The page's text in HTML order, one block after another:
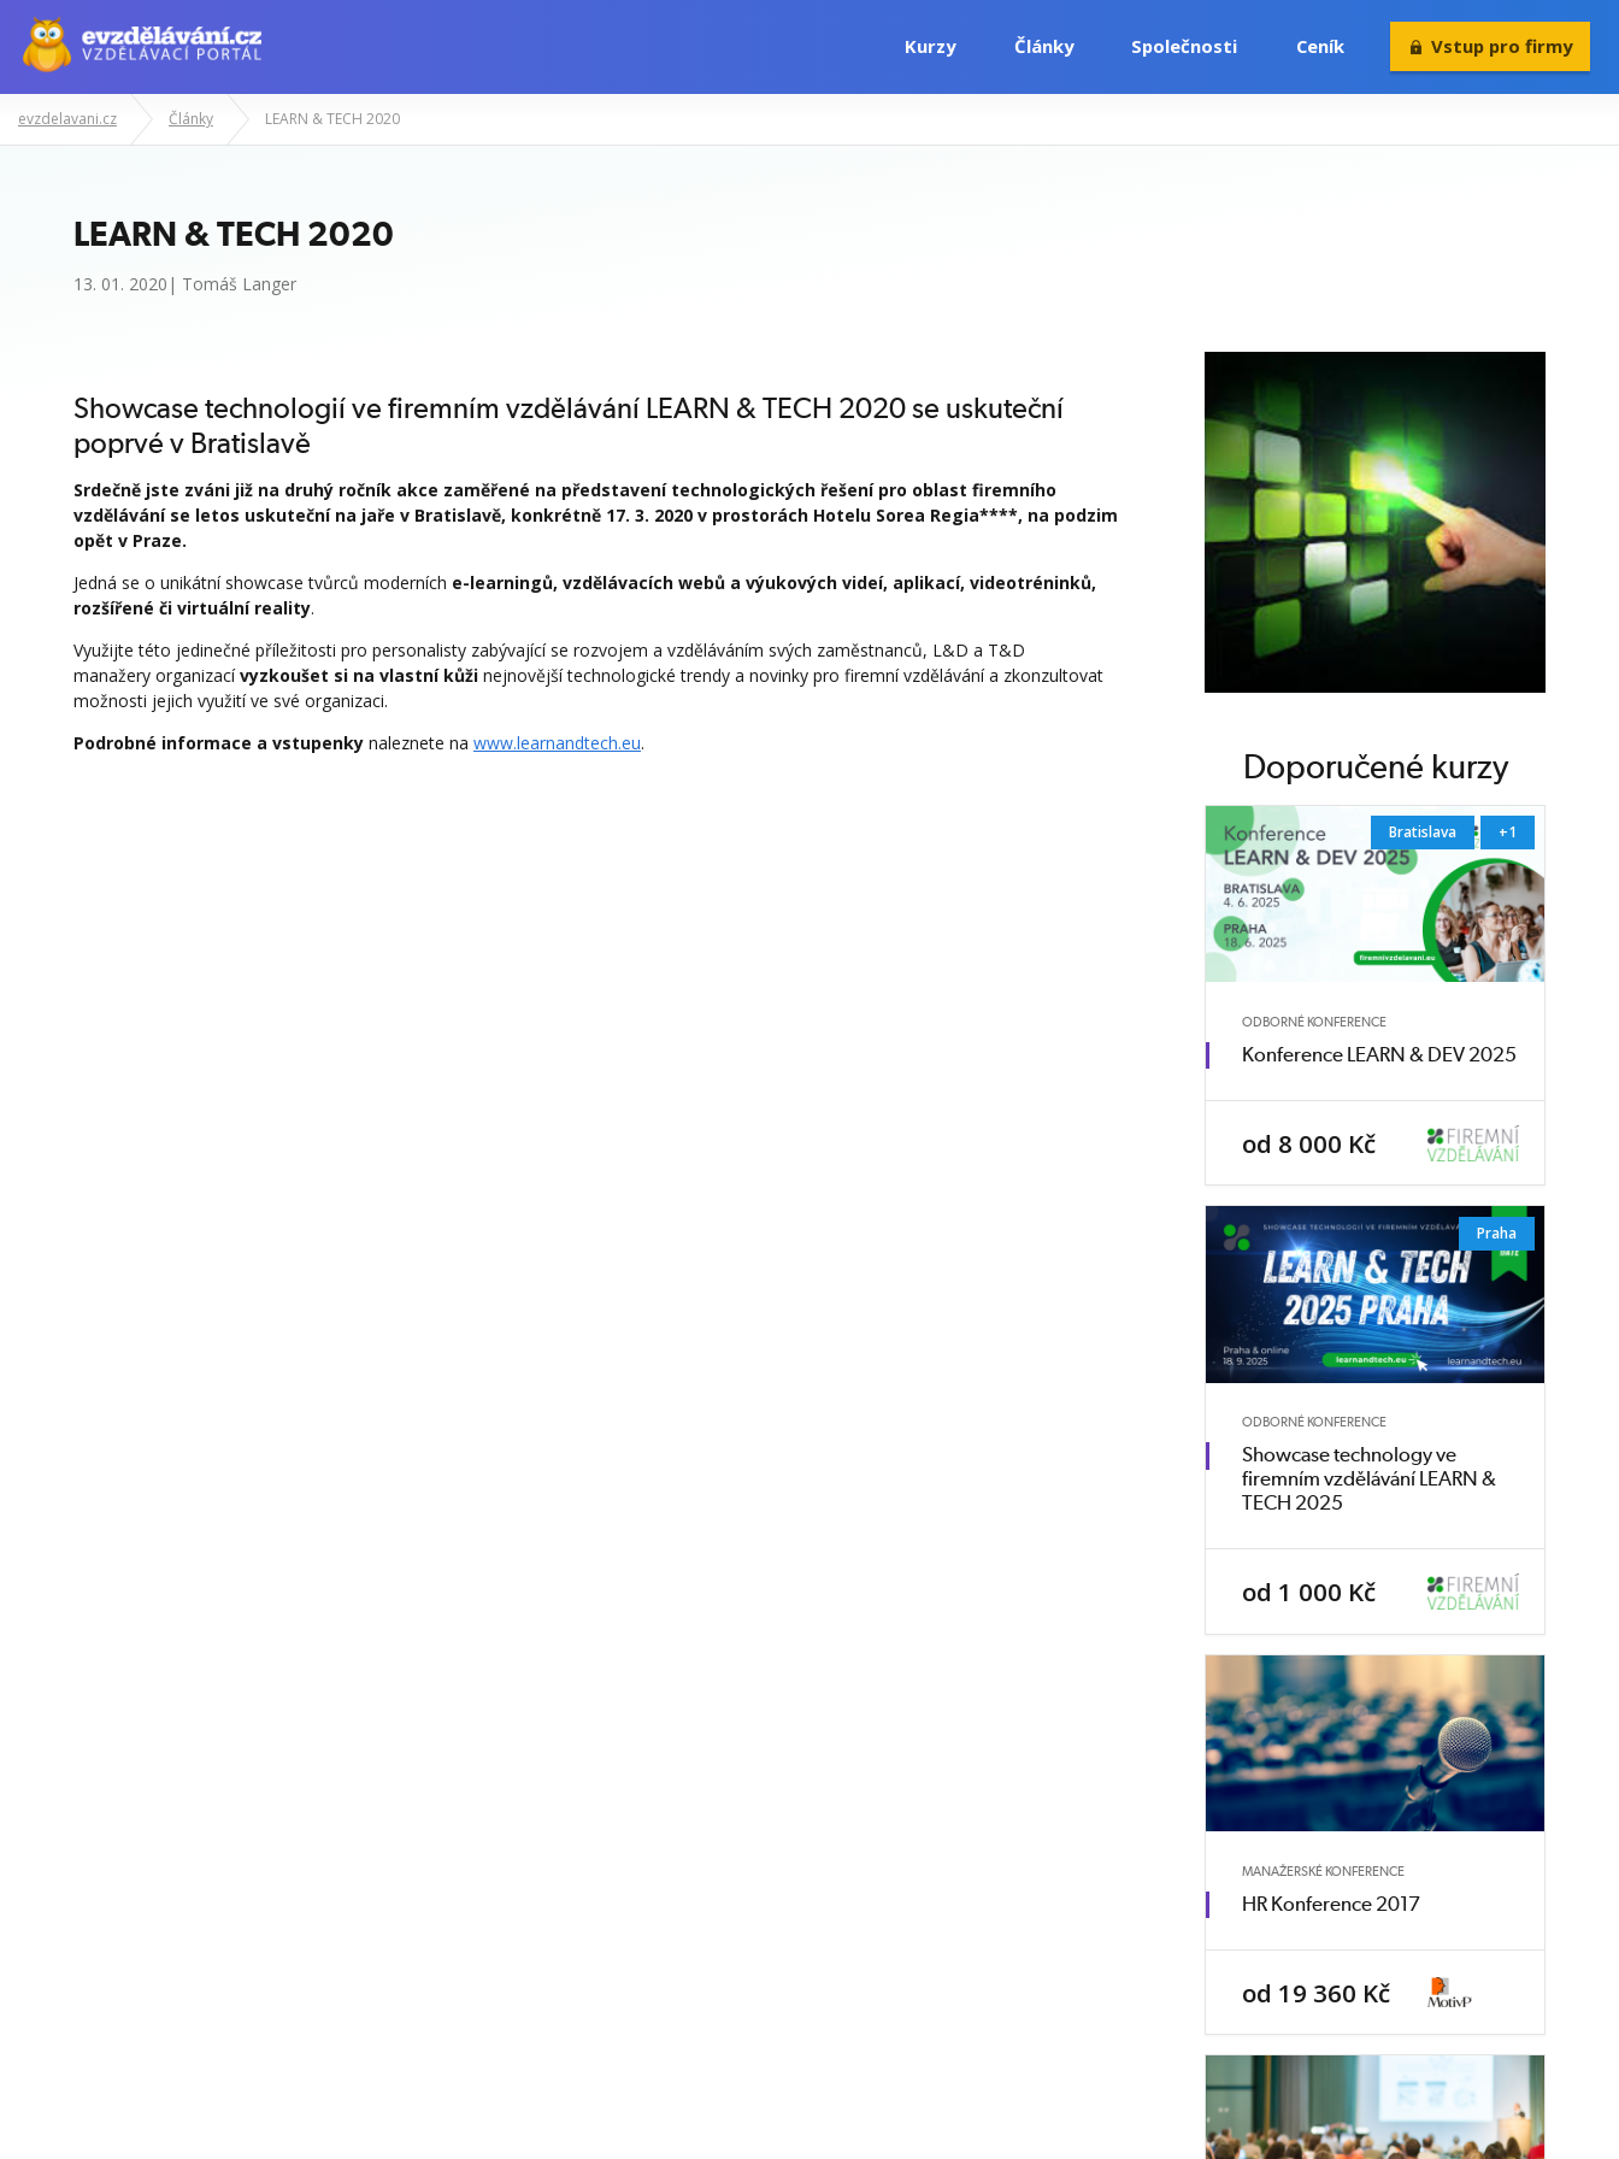
Kurzy Články Společnosti Ceník Vstup pro firmy
evzdelavani.cz Články LEARN & TECH 2020
LEARN & TECH 2020
13. 01. 2020| Tomáš Langer
Showcase technologií ve firemním vzdělávání LEARN & TECH 2020 se uskuteční
poprvé v Bratislavě
Srdečně jste zváni již na druhý ročník akce zaměřené na představení technologických řešení pro oblast firemního
vzdělávání se letos uskuteční na jaře v Bratislavě, konkrétně 17. 3. 2020 v prostorách Hotelu Sorea Regia****, na podzim
opět v Praze.
Jedná se o unikátní showcase tvůrců moderních e-learningů, vzdělávacích webů a výukových videí, aplikací, videotréninků,
rozšířené či virtuální reality.
Využijte této jedinečné příležitosti pro personalisty zabývající se rozvojem a vzděláváním svých zaměstnanců, L&D a T&D
manažery organizacívyzkoušet si na vlastní kůži nejnovější technologické trendy a novinky pro firemní vzdělávání a zkonzultovat
možnosti jejich využití ve své organizaci.
Podrobné informace a vstupenky naleznete na www.learnandtech.eu.
Doporučené kurzy
Bratislava +1
ODBORNÉ KONFERENCE
Konference LEARN & DEV 2025
od 8 000 Kč
Praha
ODBORNÉ KONFERENCE
Showcase technology ve
firemním vzdělávání LEARN &
TECH 2025
od 1 000 Kč
MANAŽERSKÉ KONFERENCE
HR Konference 2017
od 19 360 Kč